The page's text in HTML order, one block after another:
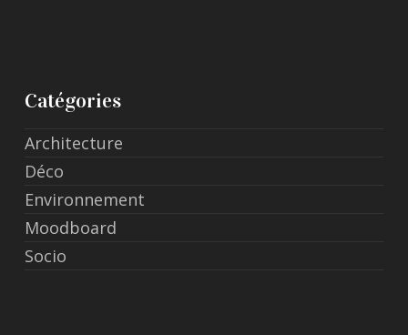
Catégories
Architecture
Déco
Environnement
Moodboard
Socio